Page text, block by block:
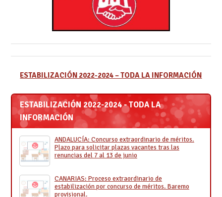
ESTABILIZACIÓN 2022-2024 – TODA LA INFORMACIÓN
ESTABILIZACIÓN 2022-2024 - TODA LA
INFORMACIÓN
ANDALUCÍA: Concurso extraordinario de méritos.
Plazo para solicitar plazas vacantes tras las
renuncias del 7 al 13 de junio
CANARIAS: Proceso extraordinario de
estabilización por concurso de méritos. Baremo
provisional.